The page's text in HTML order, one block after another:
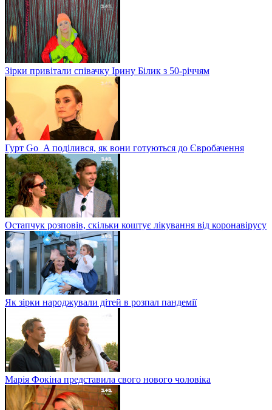
Зірки привітали співачку Ірину Білик з 50-річчям
Гурт Go_A поділився, як вони готуються до Євробачення
Остапчук розповів, скільки коштує лікування від коронавірусу
Як зірки народжували дітей в розпал пандемії
Марія Фокіна представила свого нового чоловіка